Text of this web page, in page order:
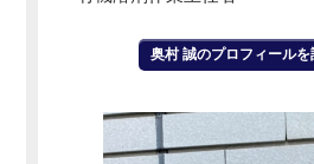
奥村 誠のプロフィールを